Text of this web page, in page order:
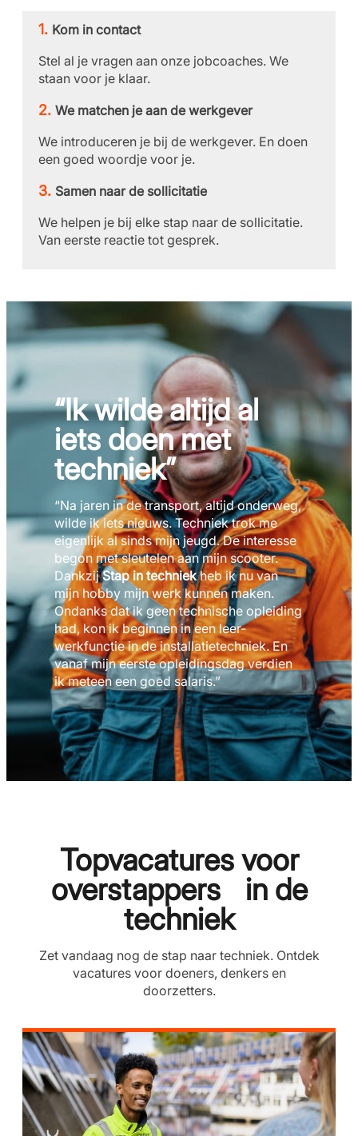
Kom in contact
Stel al je vragen aan onze jobcoaches. We
staan voor je klaar.
We matchen je aan de werkgever
We introduceren je bij de werkgever. En doen
een goed woordje voor je.
Samen naar de sollicitatie
We helpen je bij elke stap naar de sollicitatie.
Van eerste reactie tot gesprek.
“Ik wilde altijd al
iets doen met
techniek”
“Na jaren in de transport, altijd onderweg,
wilde ik iets nieuws. Techniek trok me
eigenlijk al sinds mijn jeugd. De interesse
begon met sleutelen aan mijn scooter.
DankzijStap in techniekheb ik nu van
mijn hobby mijn werk kunnen maken.
Ondanks dat ik geen technische opleiding
had, kon ik beginnen in een leer-
werkfunctie in de installatietechniek. En
vanaf mijn eerste opleidingsdag verdien
ik meteen een goed salaris.”
Topvacatures voor
overstappers in de
techniek
Zet vandaag nog de stap naar techniek. Ontdek
vacatures voor doeners, denkers en
doorzetters.